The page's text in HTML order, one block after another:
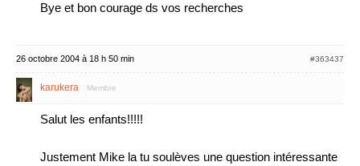
Bye et bon courage ds vos recherches
26 octobre 2004 à 18 h 50 min #363437
karukera Membre
Salut les enfants!!!!!
Justement Mike la tu soulèves une question intéressante